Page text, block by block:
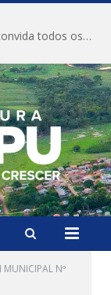
CONVITE A Prefeitura Municipal de Anapu convida todos os servidores públicos municipais para participarem da Audiência Pública de discussão da Lei de Diretrizes Orçamentárias (LDO), importante instrumento de planejamento das ações e investimentos da Administração Pública para o próximo exercício financeiro.
MUNICIPAL Nº